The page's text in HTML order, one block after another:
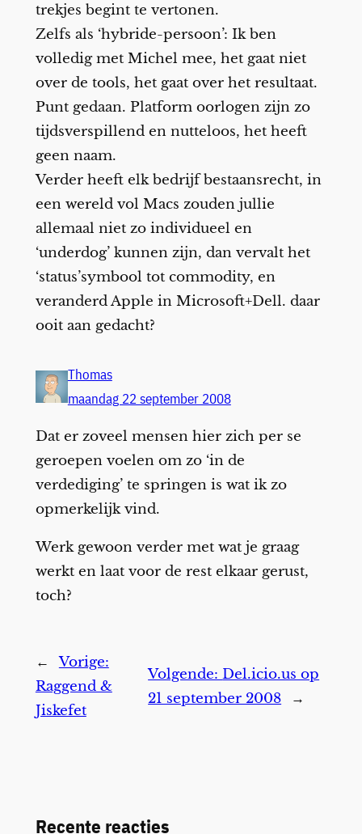
trekjes begint te vertonen.
Zelfs als ‘hybride-persoon’: Ik ben
volledig met Michel mee, het gaat niet
over de tools, het gaat over het resultaat.
Punt gedaan. Platform oorlogen zijn zo
tijdsverspillend en nutteloos, het heeft
geen naam.
Verder heeft elk bedrijf bestaansrecht, in
een wereld vol Macs zouden jullie
allemaal niet zo individueel en
‘underdog’ kunnen zijn, dan vervalt het
‘status’symbool tot commodity, en
veranderd Apple in Microsoft+Dell. daar
ooit aan gedacht?
Thomas
maandag 22 september 2008
Dat er zoveel mensen hier zich per se
geroepen voelen om zo ‘in de
verdediging’ te springen is wat ik zo
opmerkelijk vind.
Werk gewoon verder met wat je graag
werkt en laat voor de rest elkaar gerust,
toch?
←
Vorige:
Raggend &
Jiskefet
Volgende:Del.icio.us op
21 september 2008
→
Recente reacties